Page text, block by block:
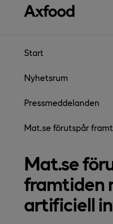
Gå direkt till innehåll
Start
Nyhetsrum
Pressmeddelanden
Mat.se förutspår
Mat.se
framtiden
artificiell